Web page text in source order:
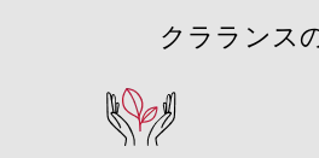
クラランス